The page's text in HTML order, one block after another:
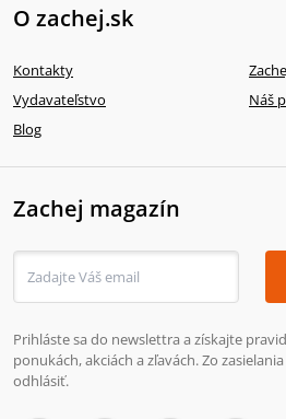
O zachej.sk
Kontakty
Vydavateľstvo
Náš
Blog
Zachej magazín
Prihláste sa do newslettra a získajte
ponukách, akciách a zľavách. Zo
odhlásiť.